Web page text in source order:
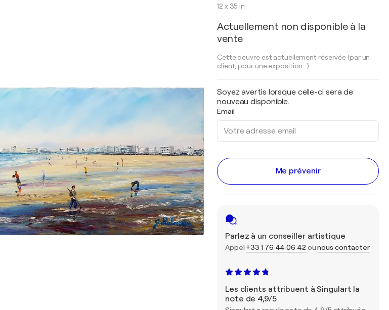
12 x 35 in
Actuellement non disponible à la
vente
Cette oeuvre est actuellement réservée (par un
client, pour une exposition...).
Soyez avertis lorsque celle-ci sera de
nouveau disponible.
Email
Me prévenir
Parlez à un conseiller artistique
Appel +33 1 76 44 06 42 ounous contacter
Les clients attribuent à Singulart la
note de 4,9/5